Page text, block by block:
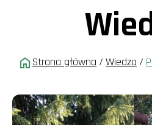
Strona główna / Wiedza /